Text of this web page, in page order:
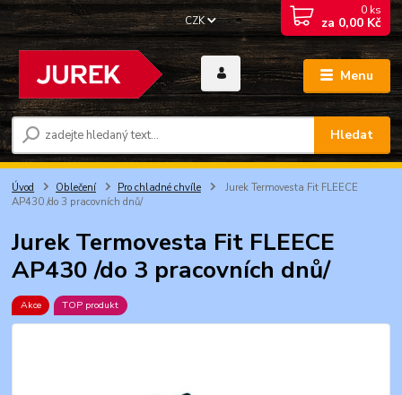
Menu
CZK
Hledat
0 ks
za 0,00 Kč
Úvod Oblečení Pro chladné chvíle
Jurek Termovesta Fit FLEECE
AP430 /do 3 pracovních dnů/
Jurek Termovesta Fit FLEECE
AP430 /do 3 pracovních dnů/
Akce TOP produkt